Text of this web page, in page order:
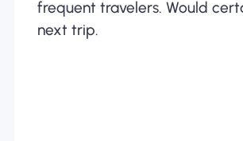
frequent travelers. Would
next trip.